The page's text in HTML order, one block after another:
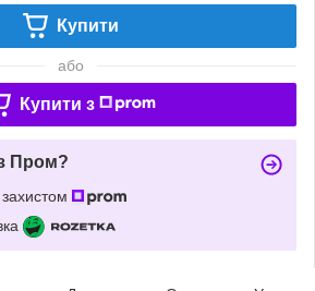
Купити
або
Купити з
Пром?